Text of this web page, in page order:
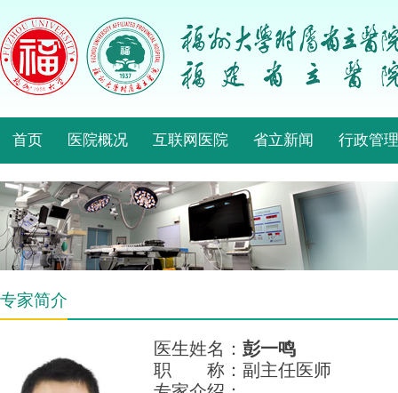
首页 医院概况 互联网医院 省立新闻 行政管理
专家简介
医生姓名： 彭一鸣
职 称：副主任医师